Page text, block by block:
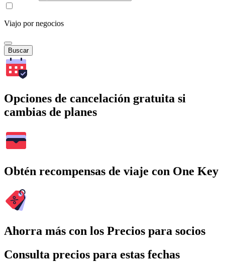
Viajo por negocios
Buscar
Opciones de cancelación gratuita si
cambias de planes
Obtén recompensas de viaje con One Key
Ahorra más con los Precios para socios
Consulta precios para estas fechas